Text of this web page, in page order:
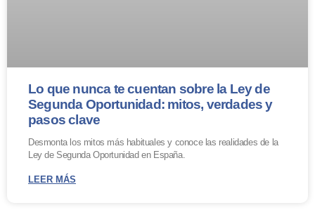
Lo que nunca te cuentan sobre la Ley de
Segunda Oportunidad: mitos, verdades y
pasos clave
Desmonta los mitos más habituales y conoce las realidades de la
Ley de Segunda Oportunidad en España.
LEER MÁS